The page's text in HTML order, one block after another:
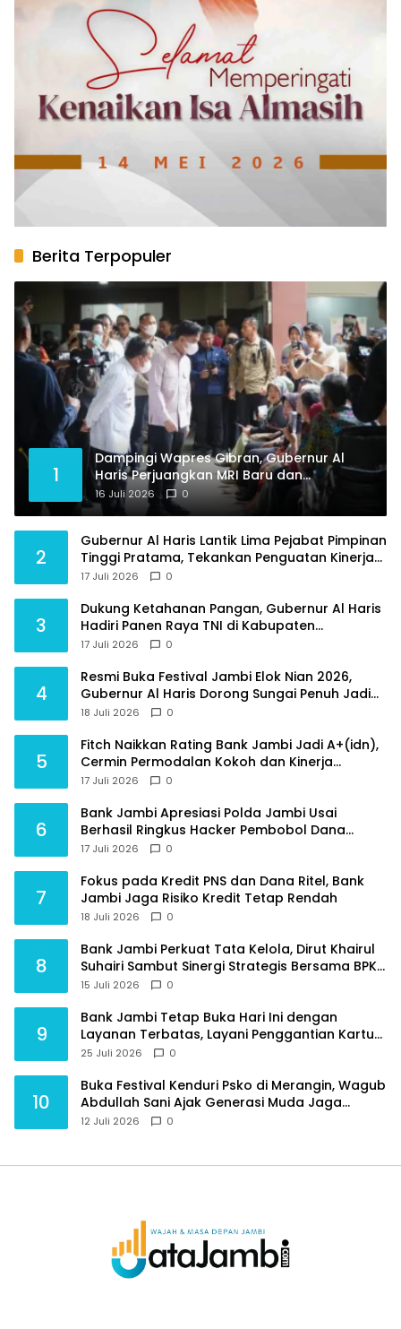
Berita Terpopuler
1
Dampingi Wapres Gibran, Gubernur Al
Haris Perjuangkan MRI Baru dan
Tambahan Dokter Spesialis untuk RSUD
Raden Mattaher
16 Juli 2026 0
2
Gubernur Al Haris Lantik Lima Pejabat Pimpinan
Tinggi Pratama, Tekankan Penguatan Kinerja
dan Integritas
17 Juli 2026 0
3
Dukung Ketahanan Pangan, Gubernur Al Haris
Hadiri Panen Raya TNI di Kabupaten
Tanjungjabung Timur
17 Juli 2026 0
4
Resmi Buka Festival Jambi Elok Nian 2026,
Gubernur Al Haris Dorong Sungai Penuh Jadi
Destinasi Wisata Budaya Unggulan
18 Juli 2026 0
5
Fitch Naikkan Rating Bank Jambi Jadi A+(idn),
Cermin Permodalan Kokoh dan Kinerja
Keuangan Sehat
17 Juli 2026 0
6
Bank Jambi Apresiasi Polda Jambi Usai
Berhasil Ringkus Hacker Pembobol Dana
Nasabah
17 Juli 2026 0
7
Fokus pada Kredit PNS dan Dana Ritel, Bank
Jambi Jaga Risiko Kredit Tetap Rendah
18 Juli 2026 0
8
Bank Jambi Perkuat Tata Kelola, Dirut Khairul
Suhairi Sambut Sinergi Strategis Bersama BPKP
Jambi
15 Juli 2026 0
9
Bank Jambi Tetap Buka Hari Ini dengan
Layanan Terbatas, Layani Penggantian Kartu
ATM dan Perubahan PIN
25 Juli 2026 0
10
Buka Festival Kenduri Psko di Merangin, Wagub
Abdullah Sani Ajak Generasi Muda Jaga
Budaya dan Jauhi Narkoba
12 Juli 2026 0